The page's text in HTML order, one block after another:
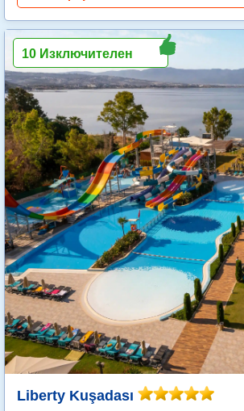
Liberty Kuşadası
10 Изключителен